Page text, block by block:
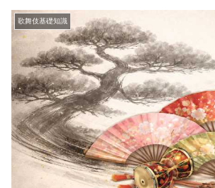
歌舞伎基礎知識